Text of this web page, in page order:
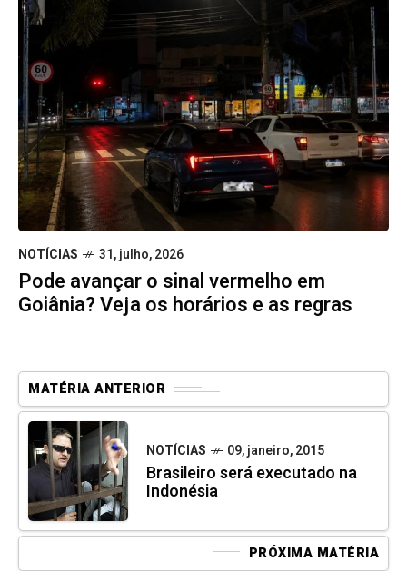
NOTÍCIAS 31, julho, 2026
Pode avançar o sinal vermelho em
Goiânia? Veja os horários e as regras
MATÉRIA ANTERIOR
NOTÍCIAS 09, janeiro, 2015
Brasileiro será executado na
Indonésia
PRÓXIMA MATÉRIA